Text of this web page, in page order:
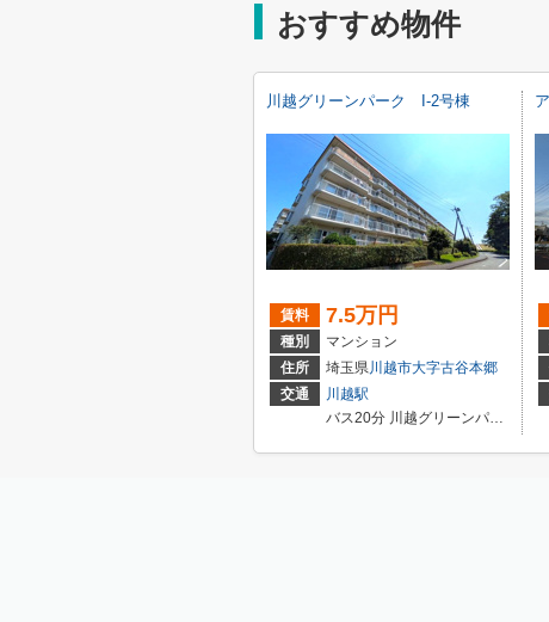
おすすめ物件
川越グリーンパーク I-2号棟
賃料 7.5万円
種別
マンション
住所
埼玉県 川越市大字古谷本郷
交通
川越駅
バス20分 川越グリーンパーク 停歩6分